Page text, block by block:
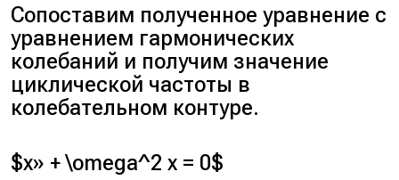
Сопоставим полученное уравнение с
уравнением гармонических
колебаний и получим значение
циклической частоты в
колебательном контуре.
$x» + \omega^2 x = 0$